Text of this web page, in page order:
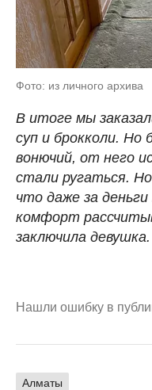
Фото: из личного архива
В итоге мы
суп и брокколи. Но
вонючий, от него
стали ругаться.
что даже за
комфорт
заключила девушка.
Нашли ошибку в
Алматы